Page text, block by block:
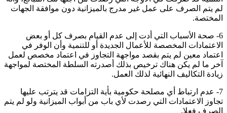
لم يتم الصرف على عمل غير مدرج بالميزانية دون موافقة الجهات
المختصة.
6- صحة الأسباب التي أدت إلى عدم القيام بصرف كل أو بعض
الاعتمادات المخصصة للأعمال الجديدة أو للتنمية وأن الوفر في
اعتماد معين لم يتم بقصد مواجهة التجاوز في اعتماد مخصص لعمل
آخر ما لم يكن هناك ترخيص بذلك أصدرته السلطة المختصة لمواجهة
زيادة التكاليف النهائية لذلك العمل.
7- عدم ارتباط أي مصلحة حكومية بأية التزامات قد يترتب عليها
تجاوز الاعتمادات التي رصدت لأي باب من أبواب الميزانية ولو لم يتم
الصرف فعلا.